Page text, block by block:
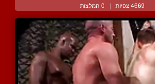
4669 צפיות | 0 המלצות